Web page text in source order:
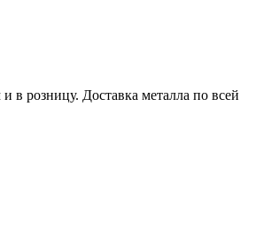
в розницу. Доставка металла по всей